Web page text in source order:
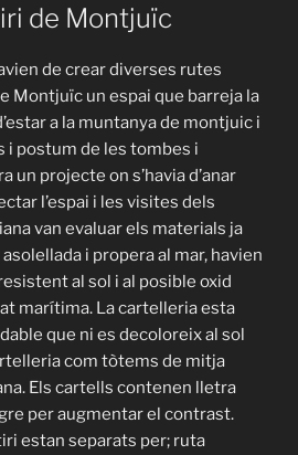
de Montjuïc
de crear diverses rutes
Montjuïc un espai que barreja la
a la muntanya de montjuic i
i postum de les tombes i
un projecte on s’havia d’anar
l’espai i les visites dels
van evaluar els materials ja
i propera al mar, havien
al sol i al posible oxid
marítima. La cartelleria esta
que ni es decoloreix al sol
com tòtems de mitja
Els cartells contenen lletra
per augmentar el contrast.
estan separats per; ruta